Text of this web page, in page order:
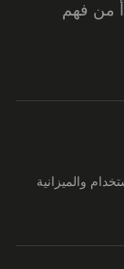
من فهم
والميزانية